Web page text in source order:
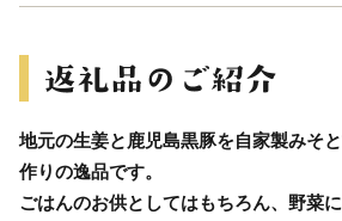
地元の生姜と鹿児島黒豚を自家製みそ
作りの逸品です。
ごはんのお供としてはもちろん、野菜